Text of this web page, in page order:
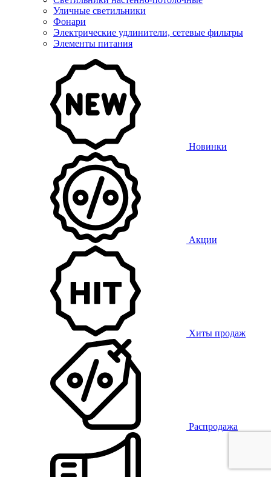
Уличные светильники
Фонари
Электрические удлинители, сетевые фильтры
Элементы питания
Новинки
Акции
Хиты продаж
Распродажа